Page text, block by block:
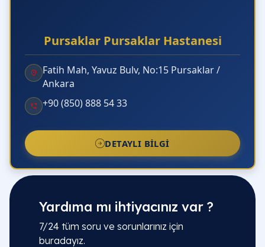
Pursaklar Pursaklar Hastanesi
Fatih Mah, Yavuz Bulv, No:15 Pursaklar /
Ankara
+90 (850) 888 54 33
DETAYLI BILGI
Yardıma mı ihtiyacınız var ?
7/24 tüm soru ve sorunlarınız için
buradayız.